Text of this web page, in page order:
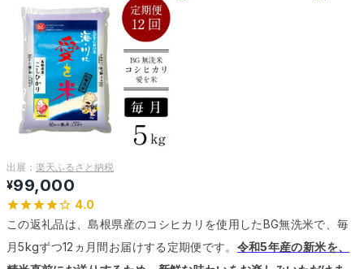
出展： 楽天ふるさと納税
¥99,000
4.0
この返礼品は、島根県産のコシヒカリを使用したBG無洗米で、毎
月5kgずつ12ヵ月間お届けする定期便です。 令和5年産の新米を、